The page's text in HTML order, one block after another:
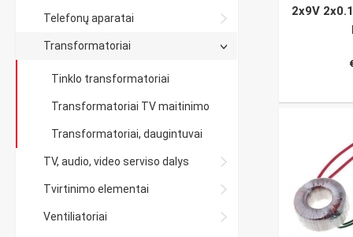
Telefonų aparatai
Transformatoriai
Tinklo transformatoriai
Transformatoriai TV maitinimo
Transformatoriai, daugintuvai
TV, audio, video serviso dalys
Tvirtinimo elementai
Ventiliatoriai
2x9V